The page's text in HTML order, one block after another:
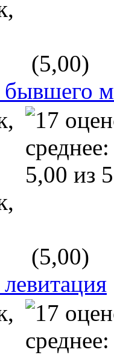
(5,00)
(5,00)